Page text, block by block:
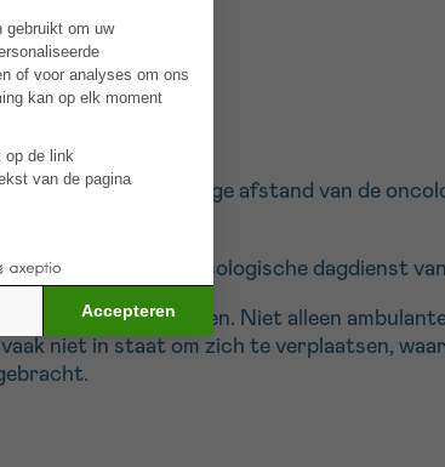
Zen”, die zich op enige afstand van de
binnen de oncologische dagdienst
patiënten uitbreiden. Niet alleen
niet in staat om zich te verplaatsen,